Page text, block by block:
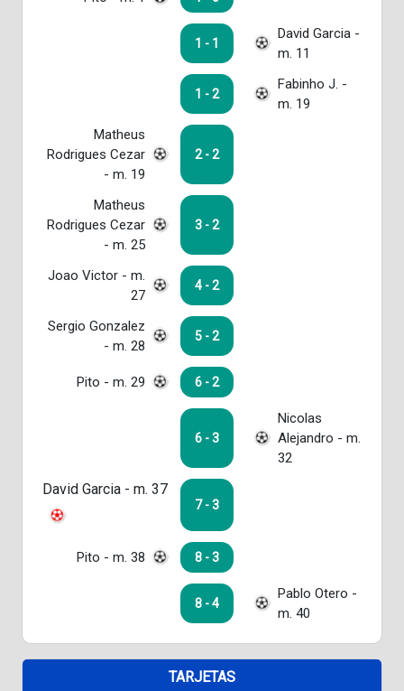
1 - 1
David Garcia -
m. 11
1 - 2
Fabinho J. -
m. 19
Matheus
Rodrigues Cezar
- m. 19
2 - 2
Matheus
Rodrigues Cezar
- m. 25
3 - 2
Joao Victor - m.
27
4 - 2
Sergio Gonzalez
- m. 28
5 - 2
Pito - m. 29 6 - 2
6 - 3
Nicolas
Alejandro - m.
32
David Garcia - m. 37
7 - 3
Pito - m. 38 8 - 3
8 - 4
Pablo Otero -
m. 40
TARJETAS